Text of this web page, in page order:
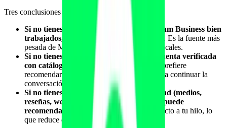
Tres conclusiones operativas:
Si no tienes Facebook Business y Instagram Business bien
trabajados, no entras en la primera capa
. Es la fuente más
pesada de Meta AI para recomendaciones locales.
Si no tienes WhatsApp Business API o cuenta verificada
con catálogo, te penaliza
porque Meta AI prefiere
recomendar negocios donde el usuario pueda continuar la
conversación sin fricción.
Si no tienes presencia externa de autoridad (medios,
reseñas, web bien indexada), Meta AI te puede
recomendar como genérico
sin enlace directo a tu hilo, lo
que reduce drásticamente la conversión.